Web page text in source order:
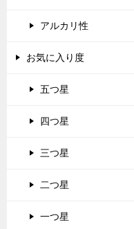
アルカリ性
お気に入り度
五つ星
四つ星
三つ星
二つ星
一つ星